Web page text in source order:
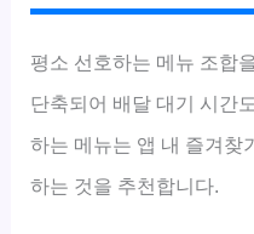
평소 선호하는 메뉴 조합
단축되어 배달 대기 시간
하는 메뉴는 앱 내 즐겨찾
하는 것을 추천합니다.